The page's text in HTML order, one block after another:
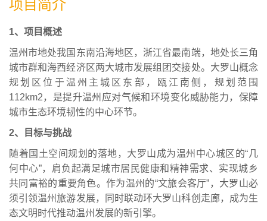
项目简介
1、项目概述
温州市地处我国东南沿海地区，浙江省最南端，地处长三角
城市群和海西经济区两大城市发展组团交接处。大罗山概念
规划区位于温州主城区东部，瓯江南侧，规划范围
112km2，是提升温州应对气候和环境变化威胁能力，保障
城市生态环境韧性的中心环节。
2、目标与挑战
随着国土空间规划的落地，大罗山成为温州中心城区的“几
何中心”，肩负起满足城市居民健康和精神需求、实现城乡
共同富裕的重要角色。作为温州的“文旅会客厅”，大罗山必
须引领温州旅游发展，同时联动环大罗山科创走廊，成为生
态文明时代推动温州发展的新引擎。